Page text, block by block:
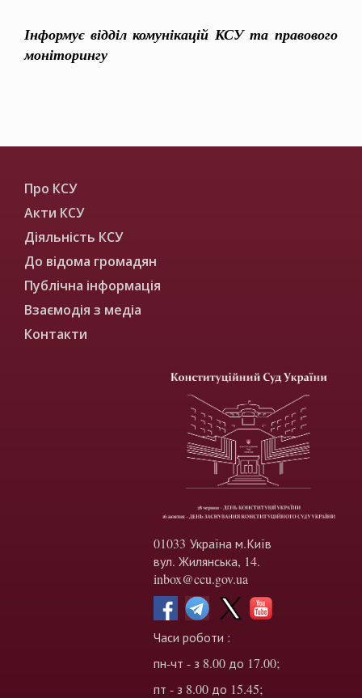
Інформує відділ комунікацій КСУ та правового
моніторингу
Про КСУ
Акти КСУ
Діяльність КСУ
До відома громадян
Публічна інформація
Взаємодія з медіа
Контакти
01033 Україна м.Київ
вул. Жилянська, 14.
inbox@ccu.gov.ua
Часи роботи :
пн-чт - з 8.00 до 17.00;
пт - з 8.00 до 15.45;